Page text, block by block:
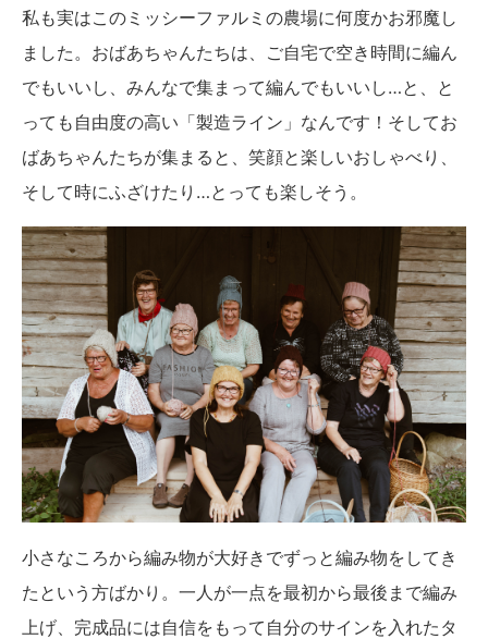
私も実はこのミッシーファルミの農場に何度かお邪魔し
ました。おばあちゃんたちは、ご自宅で空き時間に編ん
でもいいし、みんなで集まって編んでもいいし…と、と
っても自由度の高い「製造ライン」なんです！そしてお
ばあちゃんたちが集まると、笑顔と楽しいおしゃべり、
そして時にふざけたり…とっても楽しそう。
小さなころから編み物が大好きでずっと編み物をしてき
たという方ばかり。一人が一点を最初から最後まで編み
上げ、完成品には自信をもって自分のサインを入れたタ